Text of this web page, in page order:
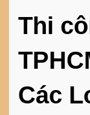
Thi
Các